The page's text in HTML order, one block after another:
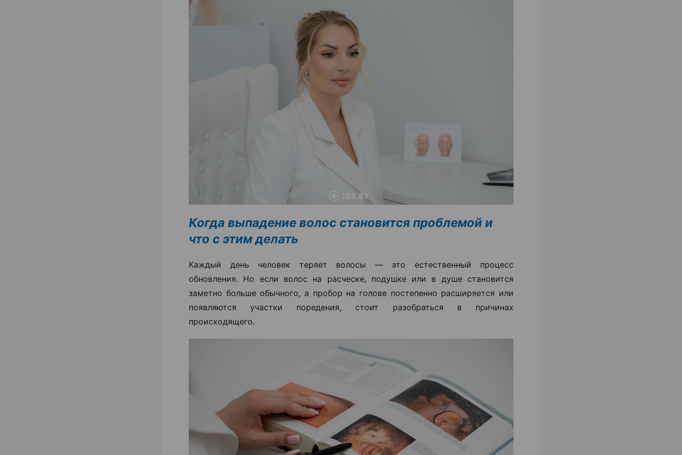
Когда выпадение волос становится проблемой и
что с этим делать
Каждый день человек теряет волосы — это естественный процесс
обновления. Но если волос на расческе, подушке или в душе становится
заметно больше обычного, а пробор на голове постепенно расширяется или
появляются участки поредения, стоит разобраться в причинах
происходящего.